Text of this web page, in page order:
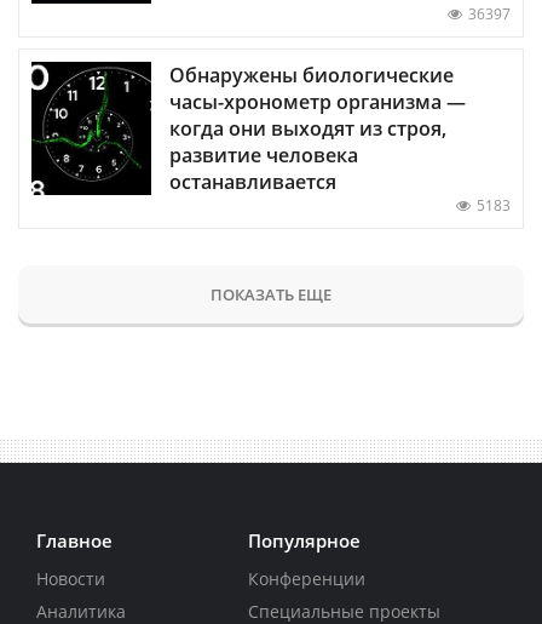
36397
Обнаружены биологические
часы-хронометр организма —
когда они выходят из строя,
развитие человека
останавливается
5183
ПОКАЗАТЬ ЕЩЕ
Главное
Новости
Аналитика
Популярное
Конференции
Специальные проекты